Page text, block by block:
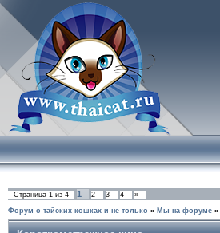
Страница 1 из 4 1 2 3 4
»
Форум о тайских кошках и не только » Мы на форуме »